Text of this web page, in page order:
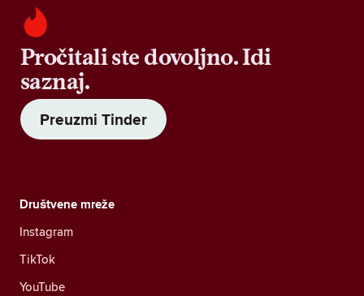
Pročitali ste dovoljno. Idi
saznaj.
Preuzmi Tinder
Društvene mreže
Instagram
TikTok
YouTube